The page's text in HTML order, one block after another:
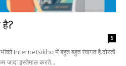
है?
5
Internetsikho में बहुत बहुत स्वागत है.दोस्तों
इस्तेमाल करते...